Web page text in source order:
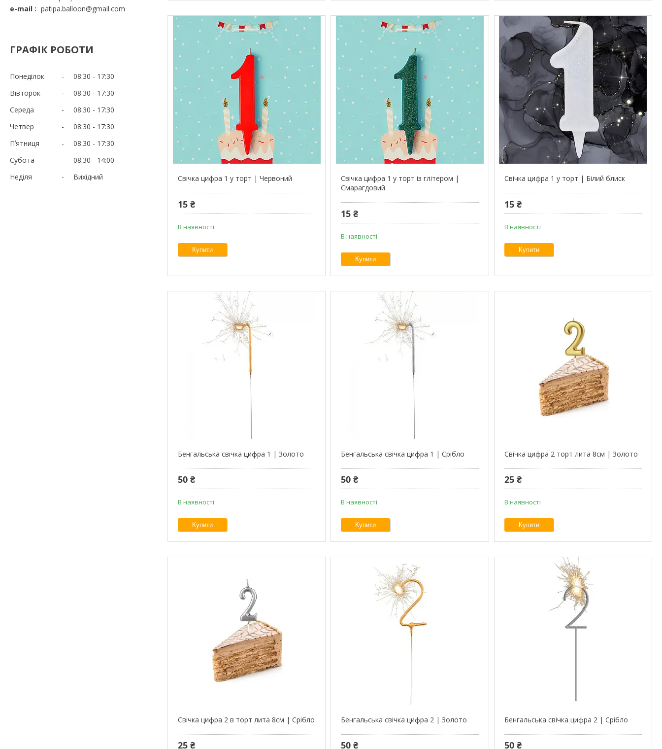
e-mail
patipa.balloon@gmail.com
ГРАФІК РОБОТИ
Понеділок 08:30
17:30
Вівторок
08:30
17:30
Середа
08:30
17:30
Четвер
08:30
17:30
Пʼятниця
08:30
17:30
Субота
08:30
14:00
Неділя
Вихідний Свічка цифра 1 у торт | Червоний
15 ₴
В наявності
Купити
Свічка цифра 1 у торт із глітером |
Смарагдовий
15 ₴
В наявності
Купити
Свічка цифра 1 у торт | Білий блиск
15 ₴
В наявності
Купити
Бенгальська свічка цифра 1 | Золото
50 ₴
В наявності
Купити
Бенгальська свічка цифра 1 | Срібло
50 ₴
В наявності
Купити
Свічка цифра 2 торт лита 8см | Золото
25 ₴
В наявності
Купити
Свічка цифра 2 в торт лита 8см | Срібло
25 ₴
Бенгальська свічка цифра 2 | Золото
50 ₴
Бенгальська свічка цифра 2 | Срібло
50 ₴